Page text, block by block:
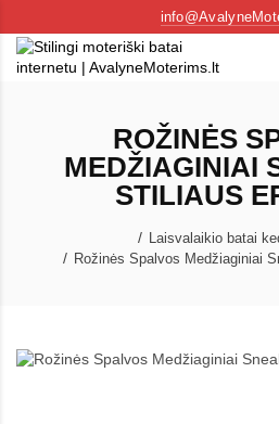
ROŽINĖS
MEDŽIAGINIAI
STILIAUS
Laisvalaikio batai
Rožinės Spalvos Medžiaginiai